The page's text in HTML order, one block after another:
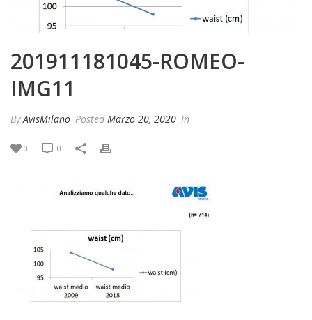
201911181045-ROMEO-
IMG11
ByAvisMilano Posted Marzo 20, 2020 In
0 0